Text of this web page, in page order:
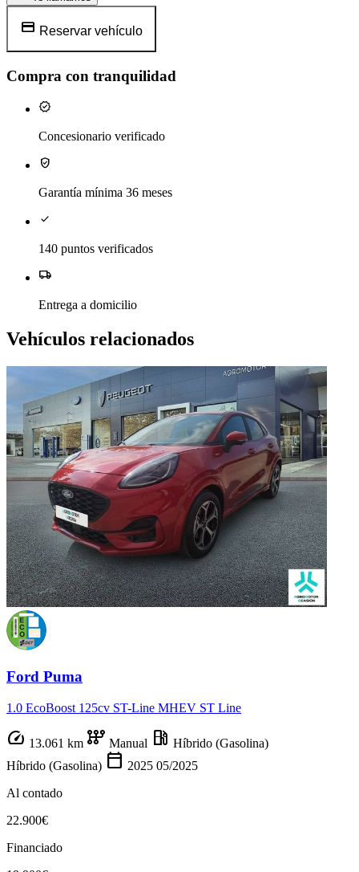
credit_card Reservar vehículo
Compra con tranquilidad
verified
Concesionario verificado
verified_user
Garantía mínima 36 meses
check
140 puntos verificados
local_shipping
Entrega a domicilio
Vehículos relacionados
Ford Puma
1.0 EcoBoost 125cv ST-Line MHEV ST Line
speed 13.061 km auto_transmission Manual local_gas_station Híbrido (Gasolina)
Híbrido (Gasolina) calendar_today 2025 05/2025
Al contado
22.900€
Financiado